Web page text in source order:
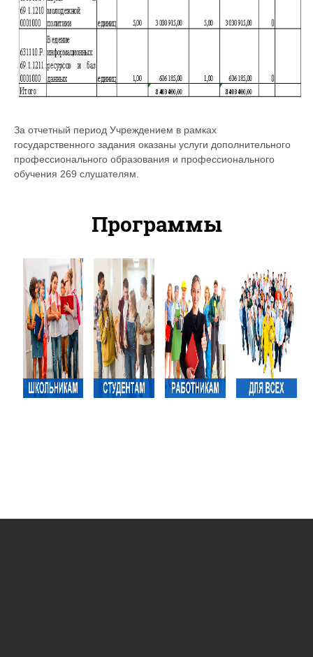
За отчетный период Учреждением в рамках
государственного задания оказаны услуги дополнительного
профессионального образования и профессионального
обучения 269 слушателям.
Программы